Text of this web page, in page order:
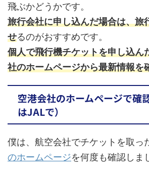
飛ぶかどうかです。
旅行会社に申し込んだ場合は、旅
せるのがおすすめです。
個人で飛行機チケットを申し込ん
社のホームページから最新情報を
空港会社のホームページで確
はJALで）
僕は、航空会社でチケットを取っ
のホームページを何度も確認しま